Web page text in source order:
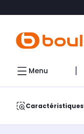
Menu
Caractéristiques